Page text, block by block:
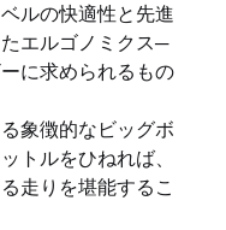
ルの快適性と先進
エルゴノミクス─
に求められるもの
象徴的なビッグボ
トルをひねれば、
走りを堪能するこ